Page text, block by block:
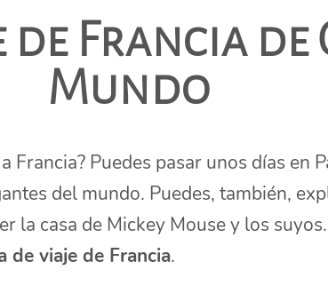
de Francia de
Mundo
Francia? Puedes pasar unos días en
del mundo. Puedes, también,
la casa de Mickey Mouse y los
de viaje de Francia.